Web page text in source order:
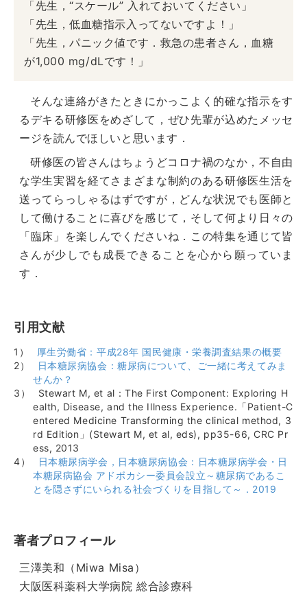
「先生，“スケール” 入れておいてください」
「先生，低血糖指示入ってないですよ！」
「先生，パニック値です．救急の患者さん，血糖
が1,000 mg/dLです！」
そんな連絡がきたときにかっこよく的確な指示をす
るデキる研修医をめざして，ぜひ先輩が込めたメッセ
ージを読んでほしいと思います．
研修医の皆さんはちょうどコロナ禍のなか，不自由
な学生実習を経てさまざまな制約のある研修医生活を
送ってらっしゃるはずですが，どんな状況でも医師と
して働けることに喜びを感じて，そして何より日々の
「臨床」を楽しんでくださいね．この特集を通じて皆
さんが少しでも成長できることを心から願っていま
す．
引用文献
厚生労働省：平成28年 国民健康・栄養調査結果の概要
日本糖尿病協会：糖尿病について、ご一緒に考えてみま
せんか？
Stewart M, et al：The First Component: Exploring H
ealth, Disease, and the Illness Experience.「Patient-C
entered Medicine Transforming the clinical method, 3
rd Edition」(Stewart M, et al, eds), pp35-66, CRC Pr
ess, 2013
日本糖尿病学会，日本糖尿病協会：日本糖尿病学会・日
本糖尿病協会 アドボカシー委員会設立～糖尿病であるこ
とを隠さずにいられる社会づくりを目指して～．2019
著者プロフィール
三澤美和（Miwa Misa）
大阪医科薬科大学病院 総合診療科